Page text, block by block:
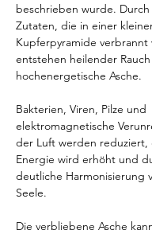
beschrieben wurde. Durch
Zutaten, die in einer
Kupferpyramide verbrannt
entstehen heilender
hochenergetische Asche.
Bakterien, Viren, Pilze und
elektromagnetische
der Luft werden reduziert,
Energie wird erhöht und
deutliche Harmonisierung
Seele.
Die verbliebene Asche